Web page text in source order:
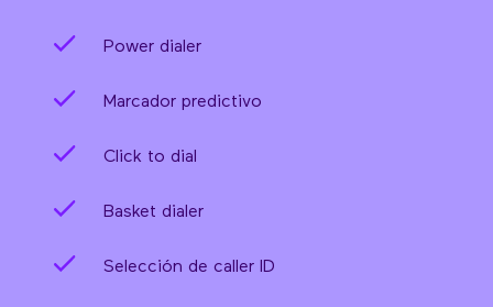
Power dialer
Marcador predictivo
Click to dial
Basket dialer
Selección de caller ID